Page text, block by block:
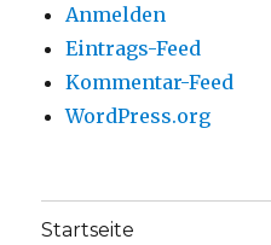
Anmelden
Eintrags-Feed
Kommentar-Feed
WordPress.org
Startseite